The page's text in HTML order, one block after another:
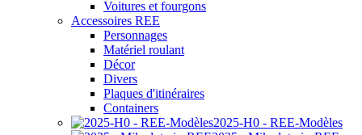
Voitures et fourgons
Accessoires REE
Personnages
Matériel roulant
Décor
Divers
Plaques d'itinéraires
Containers
2025-H0 - REE-Modèles